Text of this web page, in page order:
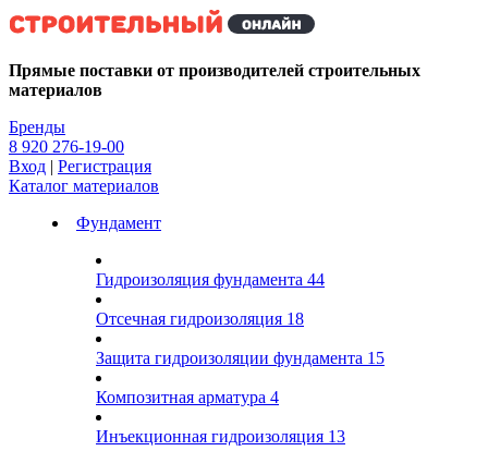
Kg
Прямые поставки от производителей строительных
материалов
Бренды
8 920 276-19-00
Вход | Регистрация
Каталог материалов
Фундамент
Гидроизоляция фундамента 44
Отсечная гидроизоляция 18
Защита гидроизоляции фундамента 15
Композитная арматура 4
Инъекционная гидроизоляция 13